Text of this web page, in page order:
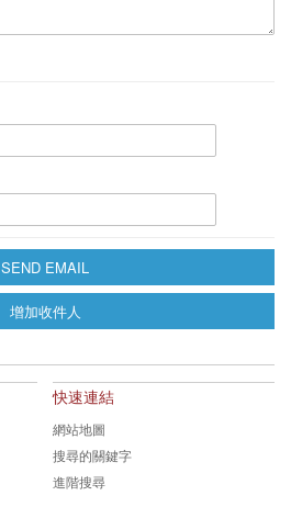
SEND EMAIL
增加收件人
快速連結
網站地圖
搜尋的關鍵字
進階搜尋